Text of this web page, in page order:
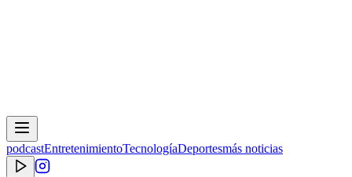
podcastEntretenimientoTecnologíaDeportesmás noticias